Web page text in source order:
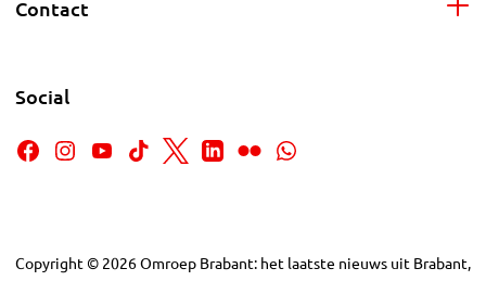
Contact
Social
Copyright © 2026Omroep Brabant: het laatste nieuws uit Brabant,